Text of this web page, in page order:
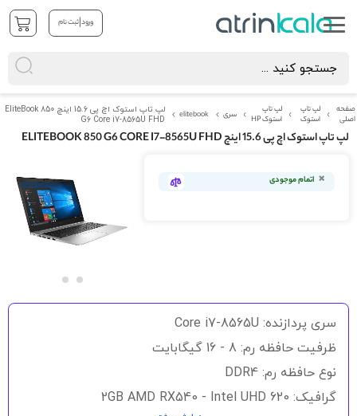
ورود|ثبت نام
صفحه
اصلی
لپ تاپ
استوک
لپ تاپ
استوک HP
سری elitebook
لپ تاپ استوک اچ پی 15.6 اینچ EliteBook 850
G6 Core i7-8565U FHD
لپ تاپ استوک اچ پی 15.6 اینچ ELITEBOOK 850 G6 CORE I7-8565U FHD
اتمام موجودی
سری پردازنده: Core i7-8565U
ظرفیت حافظه رم: 8 - 16 گیگابایت
نوع حافظه رم: DDR4
گرافیک: 2GB AMD RX540 - Intel UHD 620